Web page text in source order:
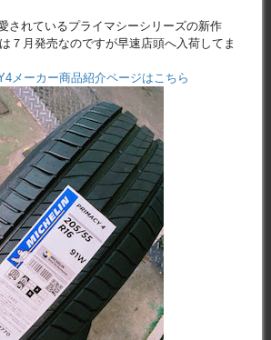
されているプライマシーシリーズの新作
７月発売なのですが早速店頭へ入荷してま
メーカー商品紹介ページはこちら